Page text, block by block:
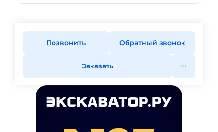
Позвонить Обратный звонок
Заказать